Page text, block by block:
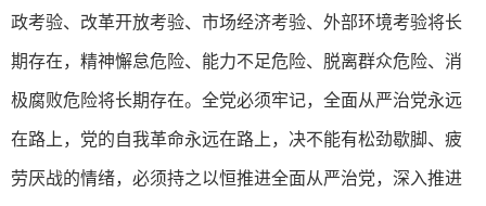
政考验、改革开放考验、市场经济考验、外部环境考验将长
期存在，精神懈怠危险、能力不足危险、脱离群众危险、消
极腐败危险将长期存在。全党必须牢记，全面从严治党永远
在路上，党的自我革命永远在路上，决不能有松劲歇脚、疲
劳厌战的情绪，必须持之以恒推进全面从严治党，深入推进